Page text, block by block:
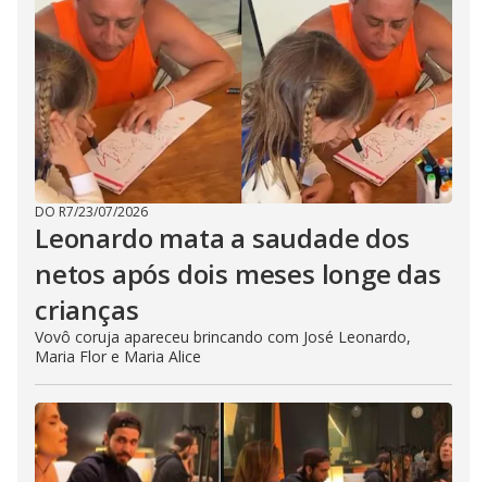
DO R7/23/07/2026
Leonardo mata a saudade dos
netos após dois meses longe das
crianças
Vovô coruja apareceu brincando com José Leonardo,
Maria Flor e Maria Alice